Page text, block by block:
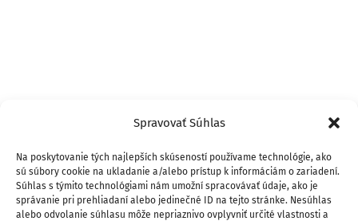
Spravovať Súhlas
Na poskytovanie tých najlepších skúseností používame technológie, ako
sú súbory cookie na ukladanie a/alebo prístup k informáciám o zariadení.
Súhlas s týmito technológiami nám umožní spracovávať údaje, ako je
správanie pri prehliadaní alebo jedinečné ID na tejto stránke. Nesúhlas
alebo odvolanie súhlasu môže nepriaznivo ovplyvniť určité vlastnosti a